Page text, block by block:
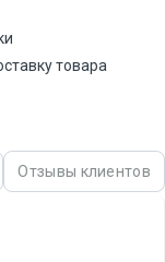
товара
Отзывы клиентов